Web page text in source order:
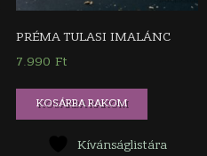
PRÉMA TULASI IMALÁNC
7.990 Ft
KOSÁRBA RAKOM
Kívánságlistára